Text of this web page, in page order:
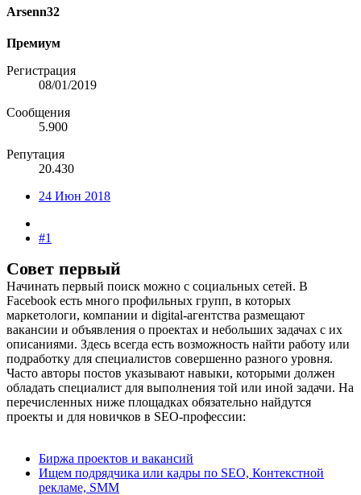
Arsenn32
Премиум
Регистрация
08/01/2019
Сообщения
5.900
Репутация
20.430
24 Июн 2018
#1
Совет первый
Начинать первый поиск можно с социальных сетей. В
Facebook есть много профильных групп, в которых
маркетологи, компании и digital-агентства размещают
вакансии и объявления о проектах и небольших задачах с их
описаниями. Здесь всегда есть возможность найти работу или
подработку для специалистов совершенно разного уровня.
Часто авторы постов указывают навыки, которыми должен
обладать специалист для выполнения той или иной задачи. На
перечисленных ниже площадках обязательно найдутся
проекты и для новичков в SEO-профессии:
Биржа проектов и вакансий
Ищем подрядчика или кадры по SEO, Контекстной
рекламе, SMM